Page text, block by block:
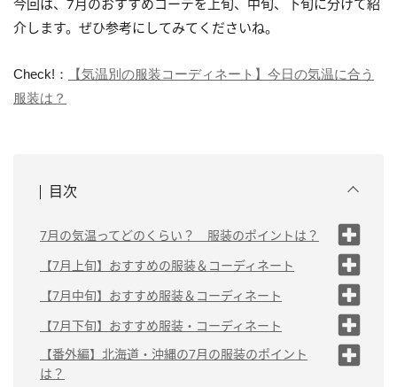
今回は、7月のおすすめコーデを上旬、中旬、下旬に分けて紹
介します。ぜひ参考にしてみてくださいね。
Check!：
【気温別の服装コーディネート】今日の気温に合う
服装は？
目次
7月の気温ってどのくらい？ 服装のポイントは？
7月の最高気温【上旬・中旬・下
旬】
7月の最低気温【上旬・中旬・下
旬】
7月の服装やコーディネートのポイ
ント
【7月上旬】おすすめの服装＆コーディネート
カジュアルコーデの
場合
きれいめコーデの場
合
シンプルコーデの場
【7月中旬】おすすめ服装＆コーディネート
カジュアルコーデの
場合
きれいめコーデの場
合
【7月下旬】おすすめ服装・コーディネート
カジュアルコーデの
場合
【番外編】北海道・沖縄の7月の服装のポイント
は？